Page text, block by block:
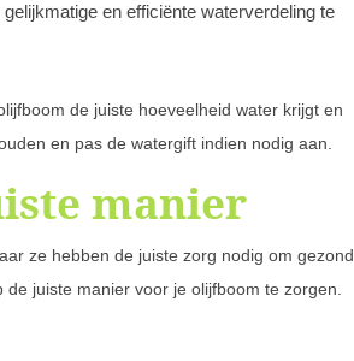
en efficiënte waterverdeling te
de juiste hoeveelheid water krijgt en
en pas de watergift indien nodig aan.
manier
ze hebben de juiste zorg nodig om gezond
juiste manier voor je olijfboom te zorgen.